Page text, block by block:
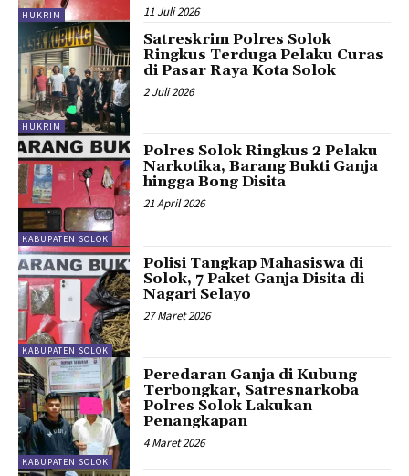
HUKRIM 11 Juli 2026
HUKRIM
Satreskrim Polres Solok
Ringkus Terduga Pelaku Curas
di Pasar Raya Kota Solok
2 Juli 2026
KABUPATEN SOLOK
Polres Solok Ringkus 2 Pelaku
Narkotika, Barang Bukti Ganja
hingga Bong Disita
21 April 2026
KABUPATEN SOLOK
Polisi Tangkap Mahasiswa di
Solok, 7 Paket Ganja Disita di
Nagari Selayo
27 Maret 2026
KABUPATEN SOLOK
Peredaran Ganja di Kubung
Terbongkar, Satresnarkoba
Polres Solok Lakukan
Penangkapan
4 Maret 2026